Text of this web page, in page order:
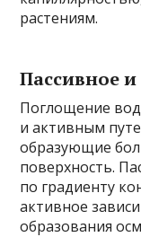
растениям.
Пассивное
Поглощение
и активным
образующие
поверхность.
по градиенту
активное
образования